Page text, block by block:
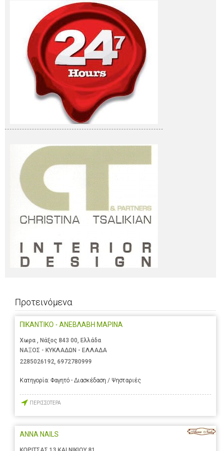
Προτεινόμενα
ΠΙΚΑΝΤΙΚΟ - ΑΝΕΒΛΑΒΗ ΜΑΡΙΝΑ
Χωρα , Νάξος 843 00, Ελλάδα
ΝΑΞΟΣ - ΚΥΚΛΑΔΩΝ - ΕΛΛΑΔΑ
2285026192, 6972780999
Κατηγορία: Φαγητό - Διασκέδαση / Ψησταριές
ΠΕΡΙΣΣΟΤΕΡΑ
ANNA NAILS